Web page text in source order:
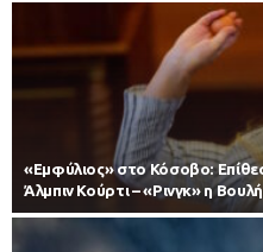
«Εμφύλιος» στο Κόσοβο:
Άλμπιν Κούρτι – «Ρινγκ» η Βουλή